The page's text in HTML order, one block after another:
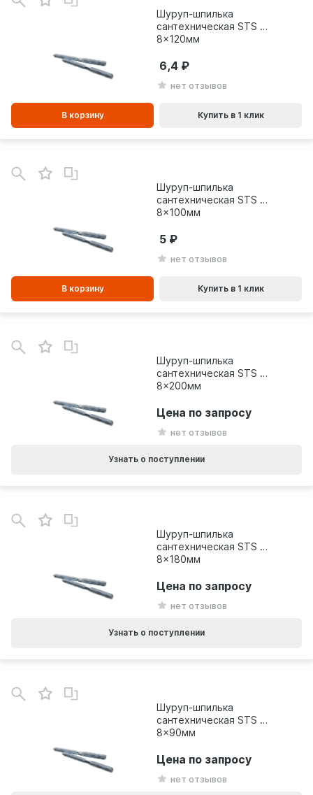
Шуруп-шпилька
сантехническая STS М
8x120мм
нет отзывов
6,4
В корзину Купить в 1 клик
Шуруп-шпилька
сантехническая STS М
8x100мм
нет отзывов
5
В корзину Купить в 1 клик
Шуруп-шпилька
сантехническая STS М
8x200мм
нет отзывов
Цена по запросу
Узнать о поступлении
Шуруп-шпилька
сантехническая STS М
8x180мм
нет отзывов
Цена по запросу
Узнать о поступлении
Шуруп-шпилька
сантехническая STS М
8x90мм
нет отзывов
Цена по запросу